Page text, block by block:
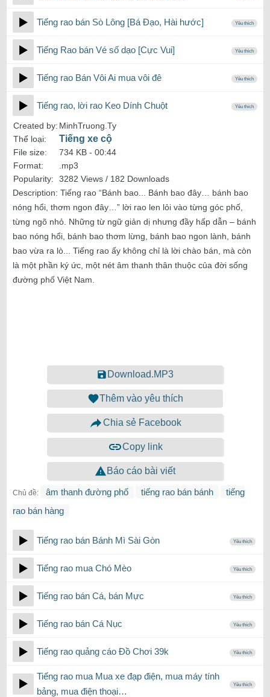
Tiếng rao bán Sò Lông [Bá Đạo, Hài hước] Yêu thích
Tiếng Rao bán Vé số dạo [Cực Vui] Yêu thích
Tiếng rao Bán Vôi Ai mua vôi đê Yêu thích
Tiếng rao, lời rao Keo Dính Chuột Yêu thích
Created by: MinhTruong.Ty
Thể loại:
Tiếng xe cộ
File size: 734 KB - 00:44
Format:
.mp3
Popularity:
3282 Views / 182 Downloads
Description: Tiếng rao “Bánh bao... Bánh bao đây… bánh bao
nóng hổi, thơm ngon đây…” lời rao len lỏi vào từng góc phố,
từng ngõ nhỏ. Những từ ngữ giản dị nhưng đầy hấp dẫn – bánh
bao nóng hổi, bánh bao thơm lừng, bánh bao ngon lành, bánh
bao vừa ra lò... Tiếng rao ấy không chỉ là lời chào bán, mà còn
là một phần ký ức, một nét âm thanh thân thuộc của đời sống
đường phố Việt Nam.
Download.MP3
Thêm vào yêu thích
Chia sẻ Facebook
Copy link
Báo cáo bài viết
Chủ đề: âm thanh đường phố tiếng rao bán bánh
tiếng
rao bán hàng
Tiếng rao bán Bánh Mì Sài Gòn Yêu thích
Tiếng rao mua Chó Mèo Yêu thích
Tiếng rao bán Cá, bán Mực Yêu thích
Tiếng rao bán Cá Nục Yêu thích
Tiếng rao quảng cáo Đồ Chơi 39k Yêu thích
Tiếng rao mua Mua xe đạp điện, mua máy tính
bảng, mua điện thoại…
Yêu thích